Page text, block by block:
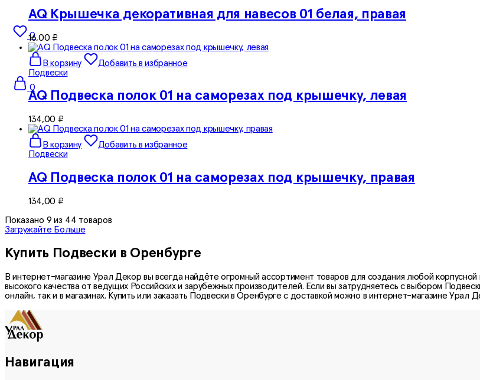
0
0
AQ Крышечка декоративная для навесов 01 белая, правая
16,00 ₽
В корзину
Добавить в избранное
Подвески
AQ Подвеска полок 01 на саморезах под крышечку, левая
134,00 ₽
В корзину
Добавить в избранное
Подвески
AQ Подвеска полок 01 на саморезах под крышечку, правая
134,00 ₽
Показано 9из 44 товаров
Загружайте Больше
Купить Подвески в Оренбурге
В интернет-магазине Урал Декор вы всегда найдёте огромный ассортимент товаров для создания любой
высокого качества от ведущих Российских и зарубежных производителей. Если вы затрудняетесь с выбором
онлайн, так и в магазинах. Купить или заказать Подвескив Оренбурге с доставкой можно в интернет-магазине Урал
Навигация